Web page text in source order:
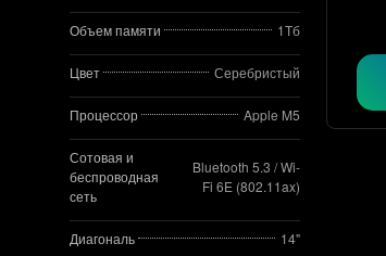
Объем памяти 1Тб
Цвет Серебристый
Процессор Apple M5
Сотовая и
беспроводная
сеть
Bluetooth 5.3 / Wi-
Fi 6E (802.11ax)
Диагональ 14"